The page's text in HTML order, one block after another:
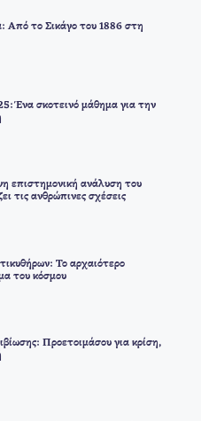
Από το Σικάγο του 1886 στη
Ένα σκοτεινό μάθημα για την
επιστημονική ανάλυση του
τις ανθρώπινες σχέσεις
Το αρχαιότερο
του κόσμου
Προετοιμάσου για κρίση,